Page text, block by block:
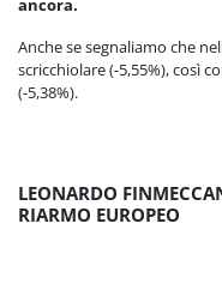
ancora.
Anche se segnaliamo che
scricchiolare (-5,55%), così
(-5,38%).
LEONARDO
RIARMO EUROPEO